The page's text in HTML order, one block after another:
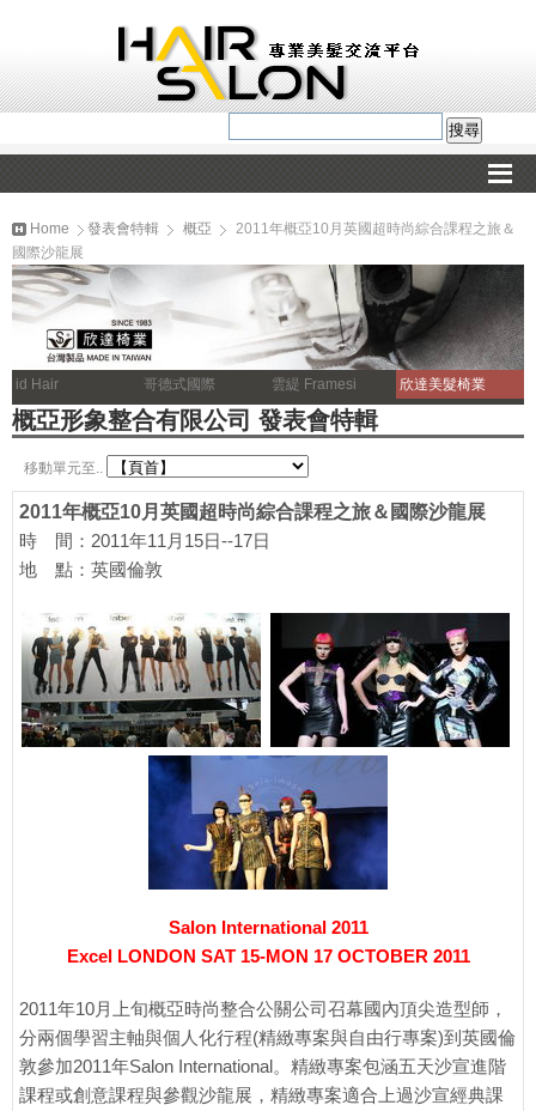
Home 發表會特輯 概亞
2011年概亞10月英國超時尚綜合課程之旅＆
國際沙龍展
id Hair 哥德式國際 雲緹 Framesi 欣達美髮椅業
概亞形象整合有限公司 發表會特輯
移動單元至..
2011年概亞10月英國超時尚綜合課程之旅＆國際沙龍展
時 間：2011年11月15日--17日
地 點：英國倫敦
Salon International 2011
Excel LONDON SAT 15-MON 17 OCTOBER 2011
2011年10月上旬概亞時尚整合公關公司召幕國內頂尖造型師，
分兩個學習主軸與個人化行程(精緻專案與自由行專案)到英國倫
敦參加2011年Salon International。精緻專案包涵五天沙宣進階
課程或創意課程與參觀沙龍展，精緻專案適合上過沙宣經典課